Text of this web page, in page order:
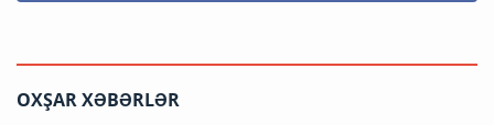
OXŞAR XƏBƏRLƏR